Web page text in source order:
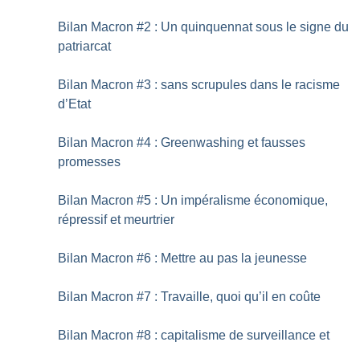
Bilan Macron #2 : Un quinquennat sous le signe du
patriarcat
Bilan Macron #3 : sans scrupules dans le racisme
d’Etat
Bilan Macron #4 : Greenwashing et fausses
promesses
Bilan Macron #5 : Un impéralisme économique,
répressif et meurtrier
Bilan Macron #6 : Mettre au pas la jeunesse
Bilan Macron #7 : Travaille, quoi qu’il en coûte
Bilan Macron #8 : capitalisme de surveillance et